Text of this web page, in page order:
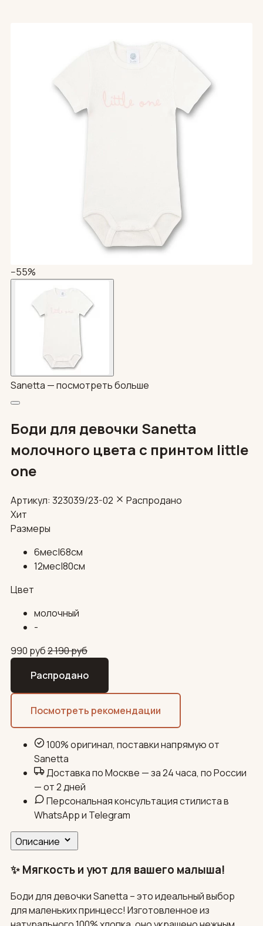
−55%
Sanetta —посмотреть больше
Боди для девочки Sanetta
молочного цвета с принтом little
one
Артикул: 323039/23-02
Распродано
Хит
Размеры
6мес|68см
12мес|80см
Цвет
молочный
-
990 руб2 190руб
Распродано
Посмотреть рекомендации
100% оригинал, поставки напрямую от
Sanetta
Доставка по Москве — за 24 часа, по России
— от 2 дней
Персональная консультация стилиста в
WhatsApp и Telegram
Описание
✨ Мягкость и уют для вашего малыша!
Боди для девочки Sanetta – это идеальный выбор
для маленьких принцесс! Изготовленное из